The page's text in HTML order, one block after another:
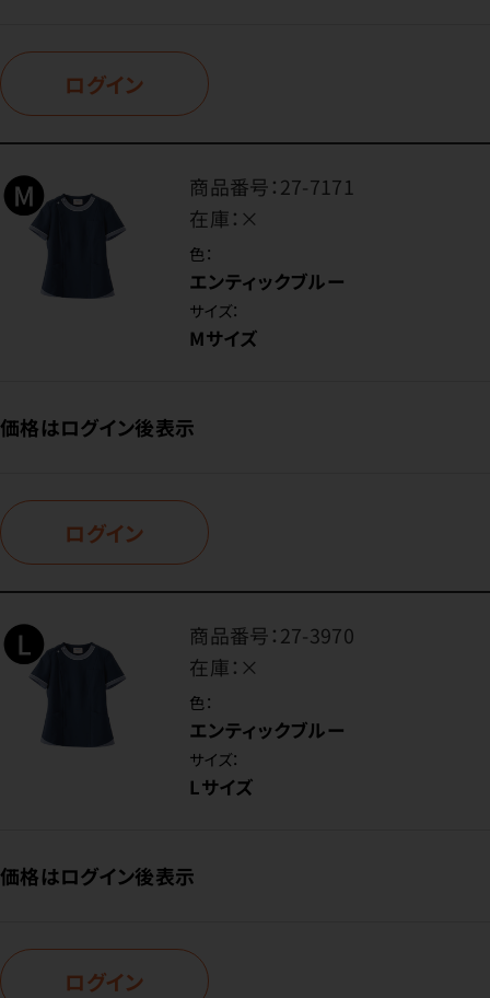
ログイン
商品番号：27-7171
在庫： ×
色：
エンティックブルー
サイズ：
Mサイズ
価格はログイン後表示
ログイン
商品番号：27-3970
在庫： ×
色：
エンティックブルー
サイズ：
Lサイズ
価格はログイン後表示
ログイン